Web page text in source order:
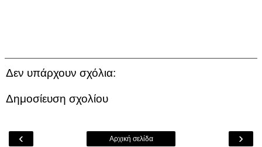
Δεν υπάρχουν σχόλια:
Δημοσίευση σχολίου
‹ ›
Αρχική σελίδα